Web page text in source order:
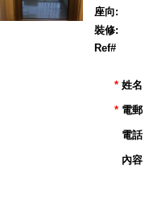
座向:
裝修:
Ref#
* 姓名
* 電郵
電話
內容